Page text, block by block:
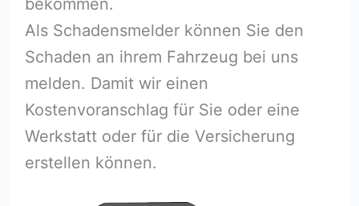
Als Schadensmelder können Sie den
Schaden an ihrem Fahrzeug bei uns
melden. Damit wir einen
Kostenvoranschlag für Sie oder eine
Werkstatt oder für die Versicherung
erstellen können.